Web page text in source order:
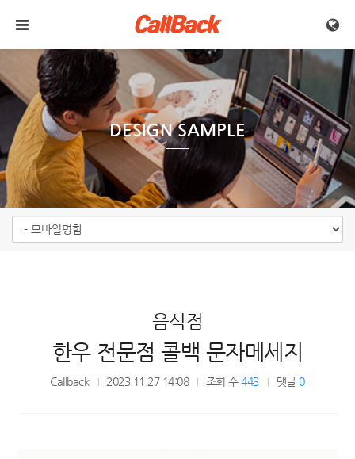
DESIGN SAMPLE
음식점
한우 전문점 콜백 문자메세지
Callback 2023.11.27 14:08 조회 수443 댓글0